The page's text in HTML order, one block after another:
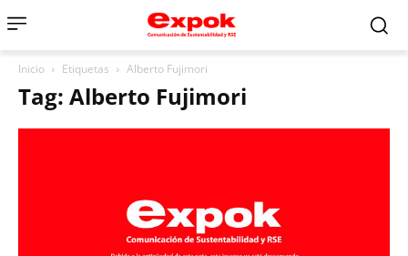
Inicio Etiquetas Alberto Fujimori
Tag: Alberto Fujimori